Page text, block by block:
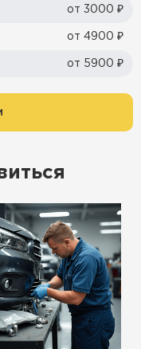
от 3000 ₽
от 4900 ₽
от 5900 ₽